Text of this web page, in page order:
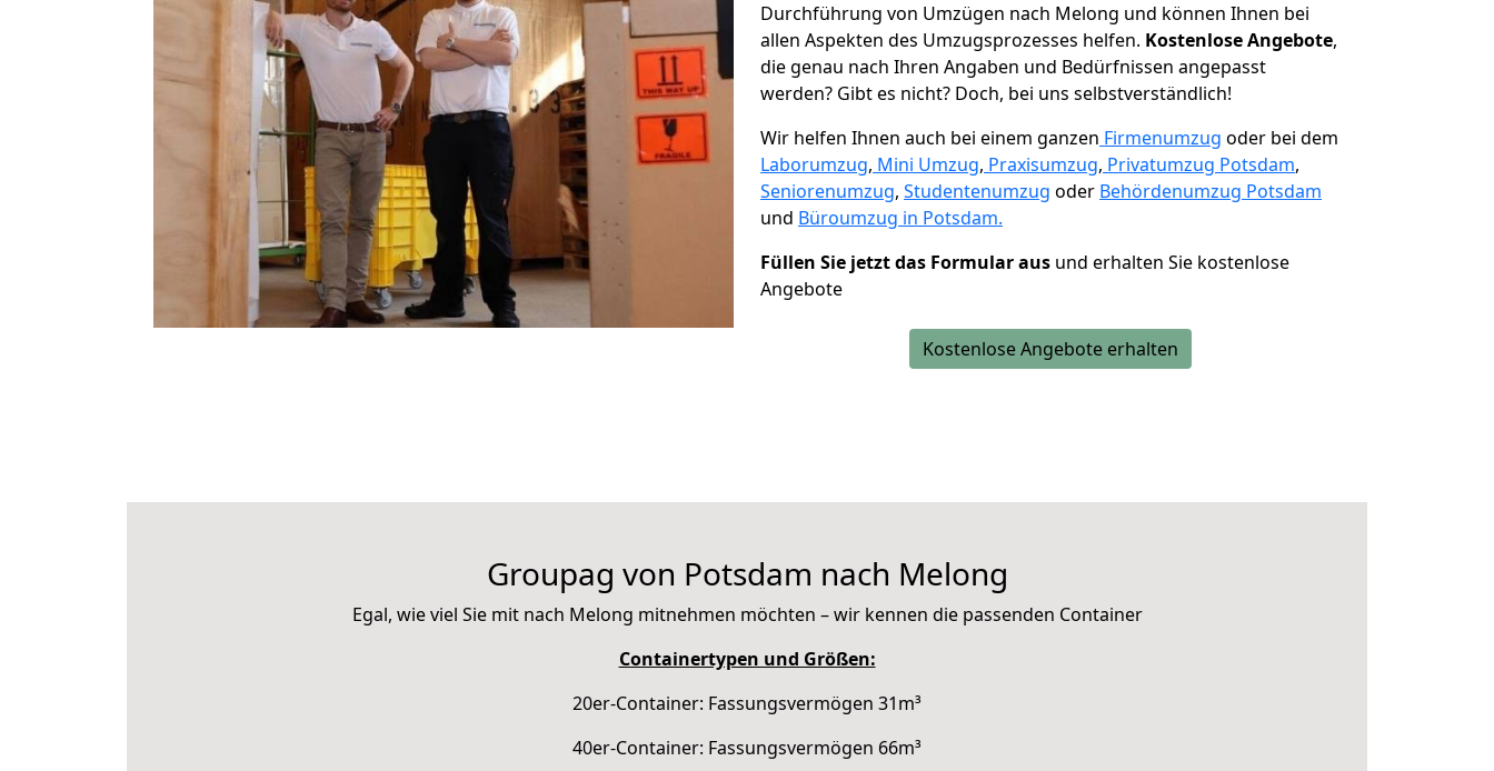
Durchführung von Umzügen nach Melong und können Ihnen bei
allen Aspekten des Umzugsprozesses helfen. Kostenlose Angebote,
die genau nach Ihren Angaben und Bedürfnissen angepasst
werden? Gibt es nicht? Doch, bei uns selbstverständlich!
Wir helfen Ihnen auch bei einem ganzen Firmenumzug oder bei dem
Laborumzug, Mini Umzug, Praxisumzug, Privatumzug Potsdam,
Seniorenumzug, Studentenumzug oder Behördenumzug Potsdam
und Büroumzug in Potsdam.
Füllen Sie jetzt das Formular aus und erhalten Sie kostenlose
Angebote
Kostenlose Angebote erhalten
Groupag von Potsdam nach Melong
Egal, wie viel Sie mit nach Melong mitnehmen möchten – wir kennen die passenden Container
Containertypen und Größen:
20er-Container: Fassungsvermögen 31m³
40er-Container: Fassungsvermögen 66m³